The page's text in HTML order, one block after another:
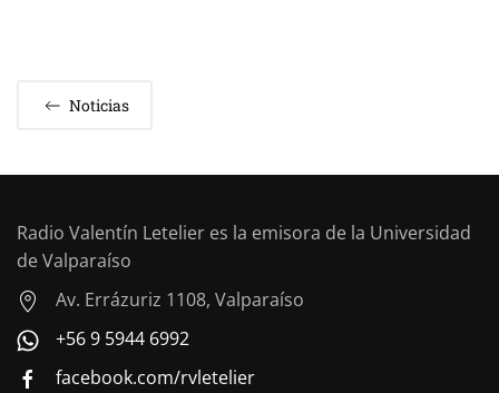
Noticias
Radio Valentín Letelier es la emisora de la Universidad
de Valparaíso
Av. Errázuriz 1108, Valparaíso
+56 9 5944 6992
facebook.com/rvletelier